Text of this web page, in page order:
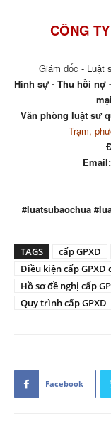
CÔNG
Giám đốc - Luật
Hình sự - Thu hồi nợ
Văn phòng luật sư
Trạm,
Email:
#luatsubaochua
TAGS cấp GPXD
Điều kiện cấp
Hồ sơ đề nghị cấp
Quy trình cấp GPXD
Facebook